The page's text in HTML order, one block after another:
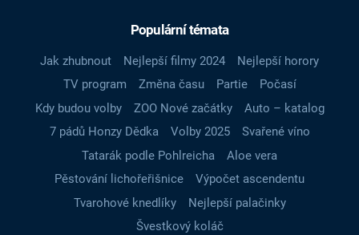
Populární témata
Jak zhubnout Nejlepší filmy 2024
Nejlepší horory
TV program
Změna času Partie
Počasí
Kdy budou volby
ZOO Nové začátky
Auto – katalog
7 pádů Honzy Dědka
Volby 2025
Svařené víno
Tatarák podle Pohlreicha
Aloe vera
Pěstování lichořeřišnice
Výpočet ascendentu
Tvarohové knedlíky
Nejlepší palačinky
Švestkový koláč